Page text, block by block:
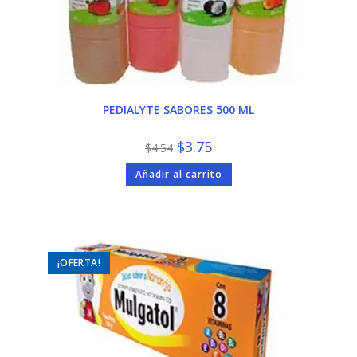
PEDIALYTE SABORES 500 ML
$4.54 El
precio
original
era:
$4.54.
$3.75El
precio
actual
es:
$3.75.
Añadir al carrito
¡OFERTA!